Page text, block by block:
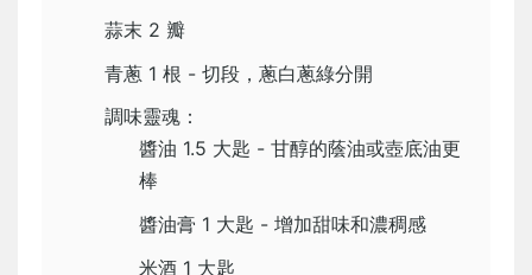
蒜末 2 瓣
青蔥 1 根 - 切段，蔥白蔥綠分開
調味靈魂：
醬油 1.5 大匙 - 甘醇的蔭油或壺底油更
棒
醬油膏 1 大匙 - 增加甜味和濃稠感
米酒 1 大匙